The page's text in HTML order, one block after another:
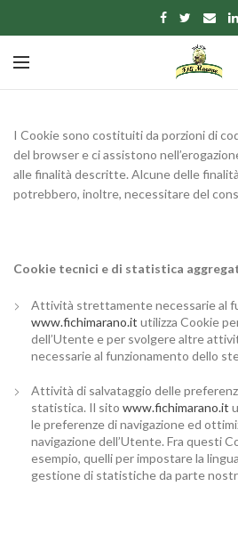
I Cookie sono costituiti da porzioni di
del browser e ci assistono
alle finalità descritte. Alcune delle
potrebbero, inoltre, necessitare del
Cookie tecnici e di statistica
Attività strettamente necessarie al
www.fichimarano.it utilizza Cookie
dell’Utente e per svolgere altre
necessarie al funzionamento dello
Attività di salvataggio delle
statistica. Il sito www.fichimarano.it
le preferenze di navigazione ed
navigazione dell’Utente. Fra questi
esempio, quelli per impostare la
gestione di statistiche da parte